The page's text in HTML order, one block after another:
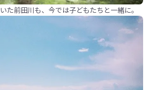
た前田川も、今では子どもたちと一緒に。